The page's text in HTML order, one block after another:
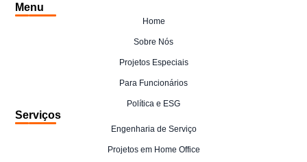
Menu
Home
Sobre Nós
Projetos Especiais
Para Funcionários
Política e ESG
Serviços
Engenharia de Serviço
Projetos em Home Office